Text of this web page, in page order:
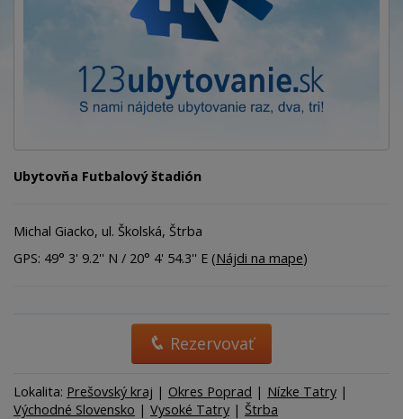
Ubytovňa Futbalový štadión
Michal Giacko, ul. Školská, Štrba
GPS: 49° 3' 9.2'' N / 20° 4' 54.3'' E (Nájdi na mape)
Rezervovať
Lokalita: Prešovský kraj | Okres Poprad | Nízke Tatry |
Východné Slovensko | Vysoké Tatry | Štrba